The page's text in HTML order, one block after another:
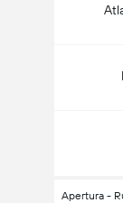
Apertura -